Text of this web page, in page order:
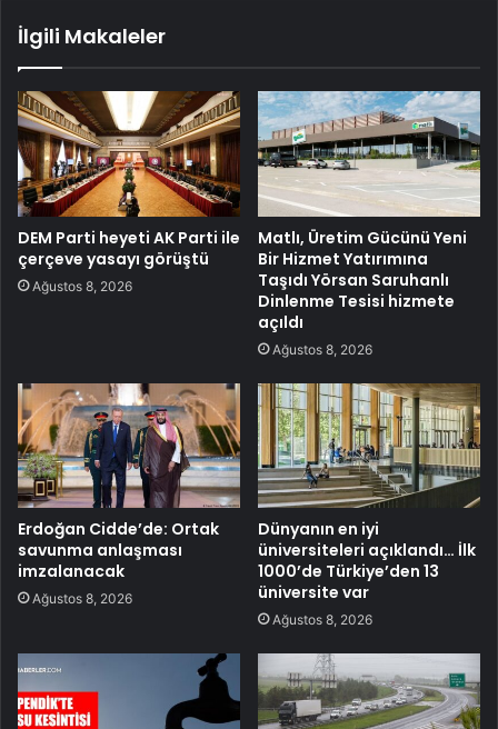
İlgili Makaleler
DEM Parti heyeti AK Parti ile
çerçeve yasayı görüştü
Ağustos 8, 2026
Matlı, Üretim Gücünü Yeni
Bir Hizmet Yatırımına
Taşıdı Yörsan Saruhanlı
Dinlenme Tesisi hizmete
açıldı
Ağustos 8, 2026
Erdoğan Cidde’de: Ortak
savunma anlaşması
imzalanacak
Ağustos 8, 2026
Dünyanın en iyi
üniversiteleri açıklandı… İlk
1000’de Türkiye’den 13
üniversite var
Ağustos 8, 2026